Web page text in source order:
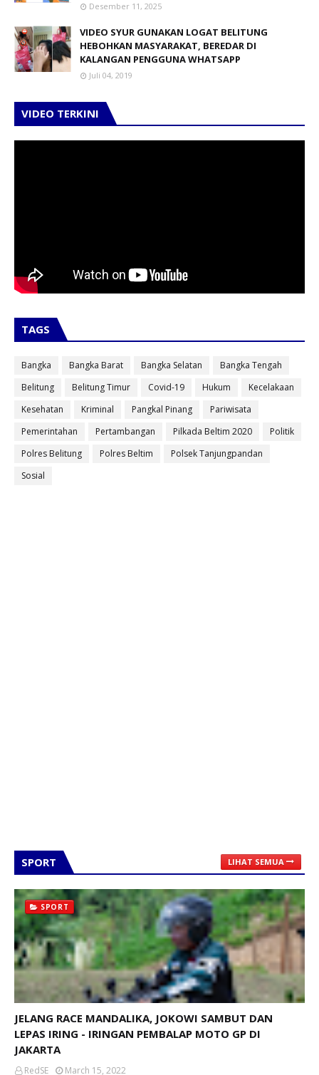
Desember 11, 2025
VIDEO SYUR GUNAKAN LOGAT BELITUNG
HEBOHKAN MASYARAKAT, BEREDAR DI
KALANGAN PENGGUNA WHATSAPP
Juli 04, 2019
VIDEO TERKINI
TAGS
Bangka Bangka Barat Bangka Selatan
Bangka Tengah
Belitung
Belitung Timur Covid-19 Hukum
Kecelakaan
Kesehatan
Kriminal Pangkal Pinang
Pariwisata
Pemerintahan
Pertambangan Pilkada Beltim 2020
Politik
Polres Belitung
Polres Beltim
Polsek Tanjungpandan
Sosial
SPORT LIHAT SEMUA
SPORT
JELANG RACE MANDALIKA, JOKOWI SAMBUT DAN
LEPAS IRING - IRINGAN PEMBALAP MOTO GP DI
JAKARTA
RedSE
March 15, 2022